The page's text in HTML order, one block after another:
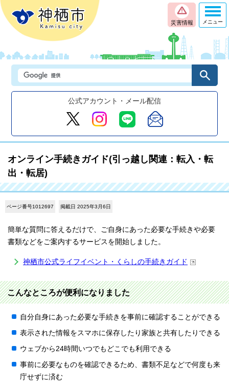
災害情報
公式アカウント・メール配信
メニュー
オンライン手続きガイド(引っ越し関連：転入・転
出・転居)
ページ番号1012697 掲載日 2025年3月6日
簡単な質問に答えるだけで、ご自身にあった必要な手続きや必要
書類などをご案内するサービスを開始しました。
神栖市公式ライフイベント・くらしの手続きガイド
こんなところが便利になりました
自分自身にあった必要な手続きを事前に確認することができる
表示された情報をスマホに保存したり家族と共有したりできる
ウェブから24時間いつでもどこでも利用できる
事前に必要なものを確認できるため、書類不足などで何度も来
庁せずに済む